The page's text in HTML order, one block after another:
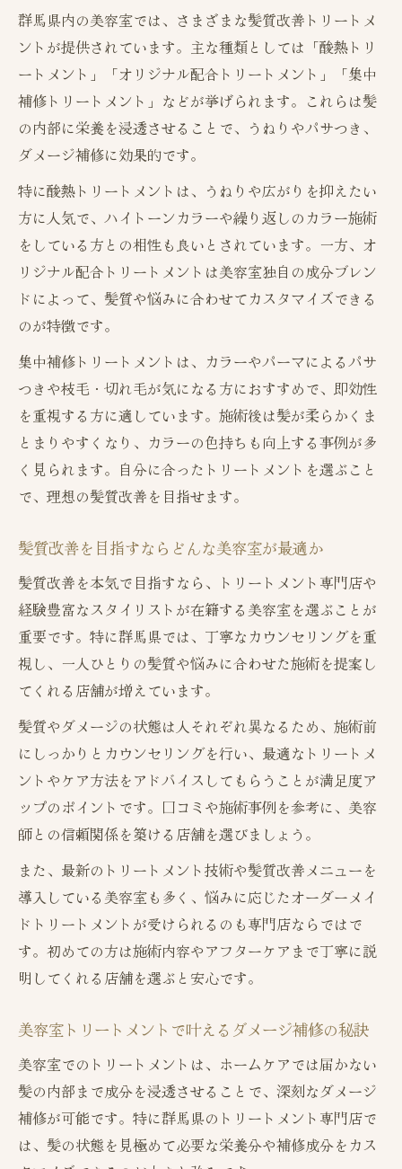
美容室で変わる髪のツヤ感体験レポート
自分に合う美容室トリートメントの見極め
方
ツヤ髪希望なら注目すべき美容室の条件
酸熱トリートメントで美髪を実現する方法
酸熱トリートメントと他施術の違いを表で
解説
美容室で酸熱トリートメントを選ぶメリッ
ト
酸熱トリートメントの仕組みと効果
実際に体験！美容室酸熱トリートメントの
髪質改善に酸熱トリートメントが向く人と
は
群馬で話題の髪質改善トリートメント体験
群馬の髪質改善トリートメント人気傾向ま
とめ表
初めてでも安心な美容室の髪質改善サポー
ト
美容室で味わう髪質改善のビフォーアフタ
ー
口コミで評判の美容室トリートメント体験
談
美容室トリートメント後のケアポイントを解説
トリートメント後のホームケア比較表
美容室推奨の髪質改善アフターケア術
うるツヤ髪を長持ちさせる日常ケア方法
美容室トリートメント後のNG行動とは
自宅でできる髪質改善のコツ
群馬県内の美容室では、さまざまな髪質改善トリートメ
ントが提供されています。主な種類としては「酸熱トリ
ートメント」「オリジナル配合トリートメント」「集中
補修トリートメント」などが挙げられます。これらは髪
の内部に栄養を浸透させることで、うねりやパサつき、
ダメージ補修に効果的です。
特に酸熱トリートメントは、うねりや広がりを抑えたい
方に人気で、ハイトーンカラーや繰り返しのカラー施術
をしている方との相性も良いとされています。一方、オ
リジナル配合トリートメントは美容室独自の成分ブレン
ドによって、髪質や悩みに合わせてカスタマイズできる
のが特徴です。
集中補修トリートメントは、カラーやパーマによるパサ
つきや枝毛・切れ毛が気になる方におすすめで、即効性
を重視する方に適しています。施術後は髪が柔らかくま
とまりやすくなり、カラーの色持ちも向上する事例が多
く見られます。自分に合ったトリートメントを選ぶこと
で、理想の髪質改善を目指せます。
髪質改善を目指すならどんな美容室が最適か
髪質改善を本気で目指すなら、トリートメント専門店や
経験豊富なスタイリストが在籍する美容室を選ぶことが
重要です。特に群馬県では、丁寧なカウンセリングを重
視し、一人ひとりの髪質や悩みに合わせた施術を提案し
てくれる店舗が増えています。
髪質やダメージの状態は人それぞれ異なるため、施術前
にしっかりとカウンセリングを行い、最適なトリートメ
ントやケア方法をアドバイスしてもらうことが満足度ア
ップのポイントです。口コミや施術事例を参考に、美容
師との信頼関係を築ける店舗を選びましょう。
また、最新のトリートメント技術や髪質改善メニューを
導入している美容室も多く、悩みに応じたオーダーメイ
ドトリートメントが受けられるのも専門店ならではで
す。初めての方は施術内容やアフターケアまで丁寧に説
明してくれる店舗を選ぶと安心です。
美容室トリートメントで叶えるダメージ補修の秘訣
美容室でのトリートメントは、ホームケアでは届かない
髪の内部まで成分を浸透させることで、深刻なダメージ
補修が可能です。特に群馬県のトリートメント専門店で
は、髪の状態を見極めて必要な栄養分や補修成分をカス